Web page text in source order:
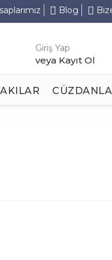
Blog
Giriş Yap
veya Kayıt Ol